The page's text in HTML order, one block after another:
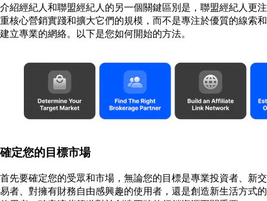
介紹經紀人和聯盟經紀人的另一個關鍵區別是，聯盟經紀人更注
重核心營銷實踐和擴大它們的規模，而不是專注於優質的線索和
建立專業的網絡。以下是您如何開始的方法。
確定您的目標市場
首先要確定您的受眾和市場，無論您的目標是專業投資者、新交
易者、對擁有財務自由感興趣的使用者，還是創造新生活方式的